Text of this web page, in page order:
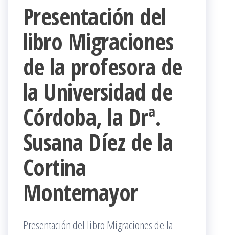
Presentación del
libro Migraciones
de la profesora de
la Universidad de
Córdoba, la Drª.
Susana Díez de la
Cortina
Montemayor
Presentación del libro Migraciones de la